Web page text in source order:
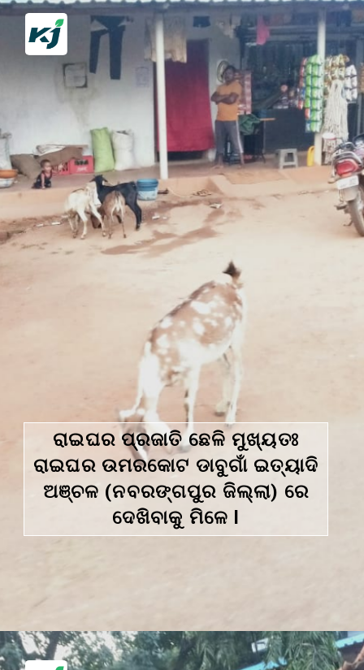
ରାଇଘର ପ୍ରଜାତି ଛେଳି ମୁଖ୍ୟତଃ
ରାଇଘର ଉମରକୋଟ ଡାବୁଗାଁ ଇତ୍ୟାଦି
ଅଞ୍ଚଳ (ନବରଙ୍ଗପୁର ଜିଲ୍ଲା) ରେ
ଦେଖିବାକୁ ମିଳେ l